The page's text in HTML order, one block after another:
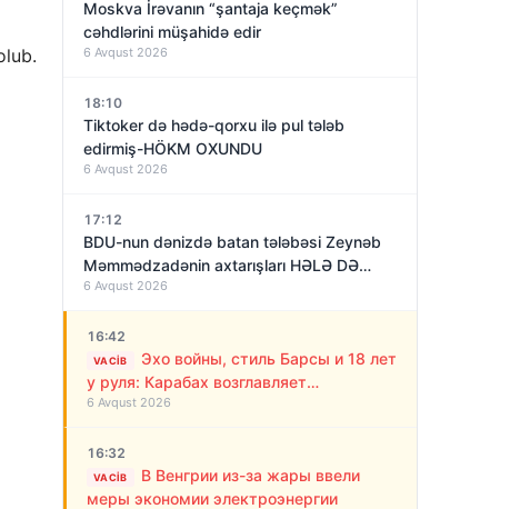
Moskva İrəvanın “şantaja keçmək”
cəhdlərini müşahidə edir
6 Avqust 2026
18:10
Tiktoker də hədə-qorxu ilə pul tələb
edirmiş-HÖKM OXUNDU
6 Avqust 2026
17:12
BDU-nun dənizdə batan tələbəsi Zeynəb
Məmmədzadənin axtarışları HƏLƏ DƏ
NƏTİCƏSİZ QALIB!
6 Avqust 2026
16:42
VACIB
Эхо войны, стиль Барсы и 18 лет
у руля: Карабах возглавляет
“азербайджанский Алекс Фергюсон”
6 Avqust 2026
16:32
VACIB
В Венгрии из-за жары ввели
меры экономии электроэнергии